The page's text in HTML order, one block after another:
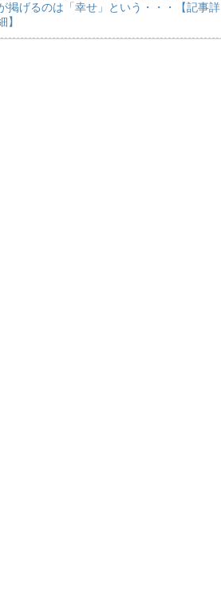
掲げるのは「幸せ」という・・・【記事詳
】